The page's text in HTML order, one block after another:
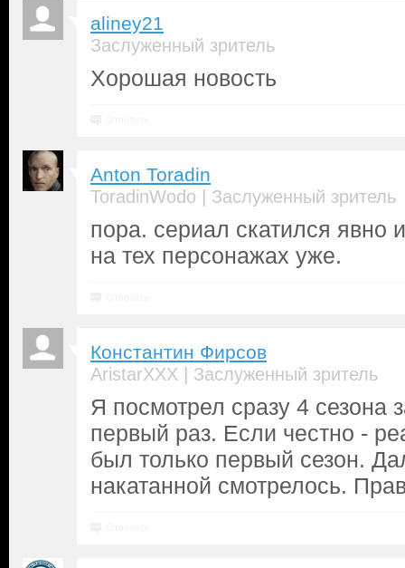
aliney21
Заслуженный зритель
Хорошая новость
Anton Toradin
ToradinWodo | Заслуженный зритель
пора. сериал скатился явно
на тех персонажах уже.
Константин Фирсов
AristarXXX | Заслуженный зритель
Я посмотрел сразу 4 сезона
первый раз. Если честно -
был только первый сезон.
накатанной смотрелось.